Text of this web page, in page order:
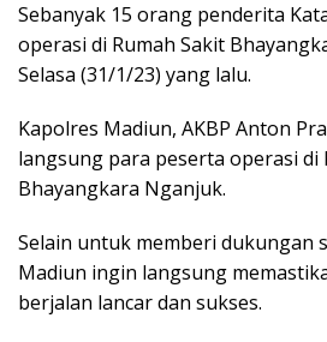
Sebanyak 15 orang penderita
operasi di Rumah Sakit
Selasa (31/1/23) yang lalu.
Kapolres Madiun, AKBP Anton
langsung para peserta operasi di
Bhayangkara Nganjuk.
Selain untuk memberi dukungan
Madiun ingin langsung
berjalan lancar dan sukses.